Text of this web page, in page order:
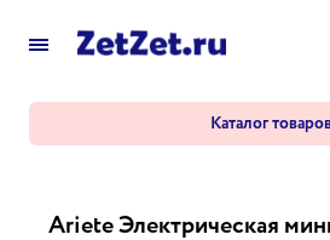
Каталог
Ariete Электрическая